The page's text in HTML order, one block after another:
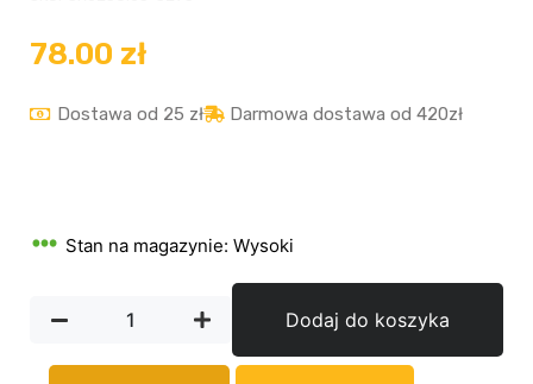
78.00 zł
Dostawa od 25 zł Darmowa dostawa od 420zł
Stan na magazynie: Wysoki
Dodaj do koszyka